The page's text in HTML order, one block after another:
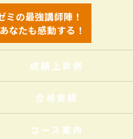
の最強講師陣！
なたも感動する！
成績上昇例
合格実績
コース案内